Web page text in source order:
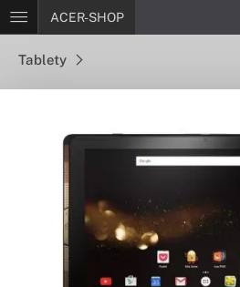
ACER-SHOP
Tablety